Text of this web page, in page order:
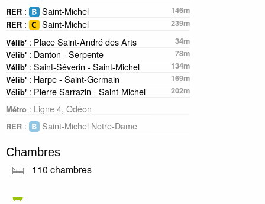
RER : Saint-Michel
146m
RER : Saint-Michel
239m
Vélib' : Place Saint-André des Arts
34m
Vélib' : Danton - Serpente
78m
Vélib' : Saint-Séverin - Saint-Michel
134m
Vélib' : Harpe - Saint-Germain
169m
Vélib' : Pierre Sarrazin - Saint-Michel
202m
Métro : Ligne 4, Odéon
RER : Saint-Michel Notre-Dame
Chambres
110 chambres